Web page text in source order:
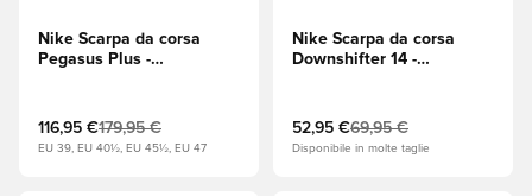
Nike Scarpa da corsa
Pegasus Plus -
116,95 €179,95 €
EU 39, EU 40½, EU 45½, EU 47
Nike Scarpa da corsa
Downshifter 14 -
52,95 €69,95 €
Disponibile in molte taglie